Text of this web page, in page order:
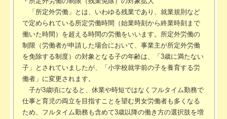
「所定外労働」とは、いわゆる残業であり、就業規則など
で定められている所定労働時間（始業時刻から終業時刻まで
働いた時間）を超える時間の労働をいいます。所定外労働の
制限（労働者が申請した場合において、事業主が所定外労働
を免除する制度）の対象となる子の年齢は、「3歳に満たない
子」とされていましたが、「小学校就学前の子を養育する労
働者」に変更されます。
子が3歳頃になると、休業や時短ではなくフルタイム勤務で
仕事と育児の両立を目指すことを望む男女労働者も多くなる
ため、フルタイム勤務も含めて3歳以降の働き方の選択肢を増